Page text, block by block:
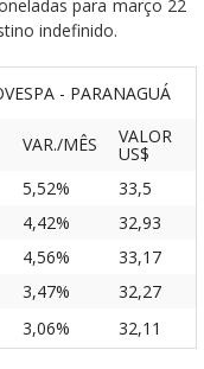
para março 22
indefinido.
- PARANAGUÁ
VAR./MÊS VALOR
US$
5,52%
33,5
4,42%
32,93
4,56%
33,17
3,47%
32,27
3,06% 32,11